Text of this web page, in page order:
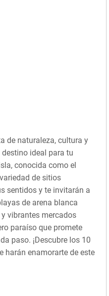
de naturaleza, cultura y
destino ideal para tu
conocida como el
de sitios
sentidos y te invitarán a
de arena blanca
vibrantes mercados
paraíso que promete
paso. ¡Descubre los 10
harán enamorarte de este